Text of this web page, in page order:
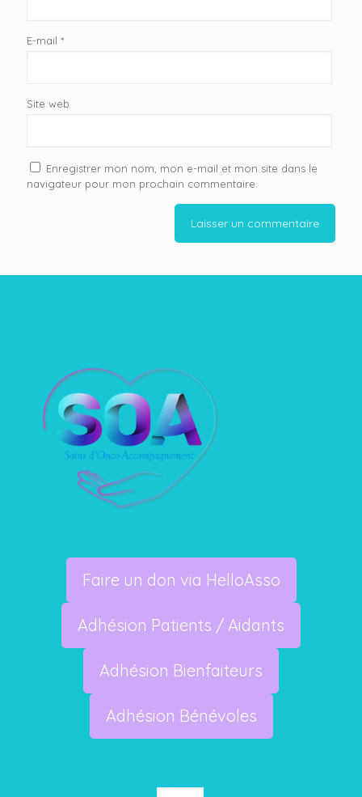
E-mail *
Site web
Enregistrer mon nom, mon e-mail et mon site dans le
navigateur pour mon prochain commentaire.
Faire un don via HelloAsso
Adhésion Patients / Aidants
Adhésion Bienfaiteurs
Adhésion Bénévoles